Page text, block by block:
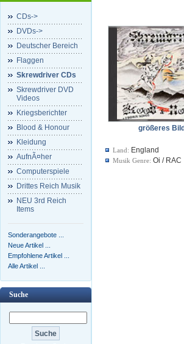
CDs->
DVDs->
Deutscher Bereich
Flaggen
Skrewdriver CDs
Skrewdriver DVD
Videos
Kriegsberichter
Blood & Honour
Kleidung
AufnÃ¤her
Computerspiele
Drittes Reich Musik
NEU 3rd Reich
Items
Sonderangebote ...
Neue Artikel ...
Empfohlene Artikel ...
Alle Artikel ...
Suche
größeres
Land: England
Musik Genre: Oi / RAC